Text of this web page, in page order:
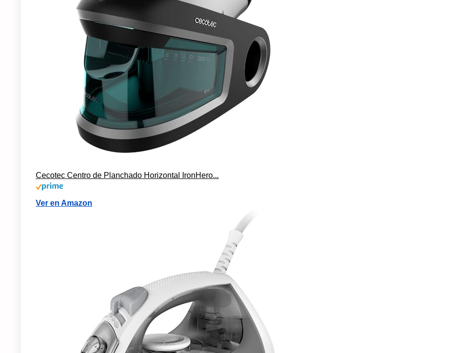
Cecotec Centro de Planchado Horizontal IronHero...
Ver en Amazon